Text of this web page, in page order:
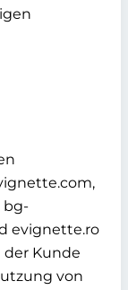
bg-
evignette.ro
Kunde
von